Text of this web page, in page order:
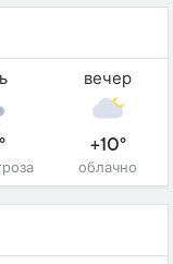
вечер
+10°
облачно